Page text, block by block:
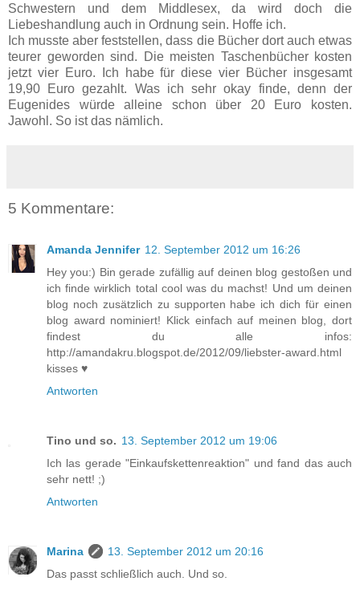
Schwestern und dem Middlesex, da wird doch die
Liebeshandlung auch in Ordnung sein. Hoffe ich.
Ich musste aber feststellen, dass die Bücher dort auch etwas
teurer geworden sind. Die meisten Taschenbücher kosten
jetzt vier Euro. Ich habe für diese vier Bücher insgesamt
19,90 Euro gezahlt. Was ich sehr okay finde, denn der
Eugenides würde alleine schon über 20 Euro kosten.
Jawohl. So ist das nämlich.
5 Kommentare:
Amanda Jennifer 12. September 2012 um 16:26
Hey you:) Bin gerade zufällig auf deinen blog gestoßen und
ich finde wirklich total cool was du machst! Und um deinen
blog noch zusätzlich zu supporten habe ich dich für einen
blog award nominiert! Klick einfach auf meinen blog, dort
findest du alle infos:
http://amandakru.blogspot.de/2012/09/liebster-award.html
kisses ♥
Antworten
Tino und so. 13. September 2012 um 19:06
Ich las gerade "Einkaufskettenreaktion" und fand das auch
sehr nett! ;)
Antworten
Marina
13. September 2012 um 20:16
Das passt schließlich auch. Und so.